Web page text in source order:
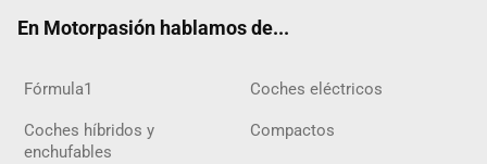
En Motorpasión hablamos de...
Fórmula1 Coches eléctricos
Coches híbridos y
enchufables
Compactos